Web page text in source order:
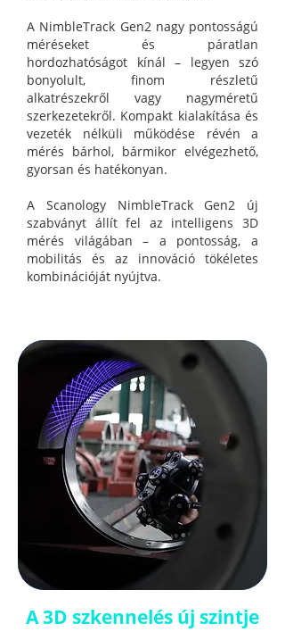
A NimbleTrack Gen2 nagy pontosságú
méréseket és páratlan
hordozhatóságot kínál – legyen szó
bonyolult, finom részletű
alkatrészekről vagy nagyméretű
szerkezetekről. Kompakt kialakítása és
vezeték nélküli működése révén a
mérés bárhol, bármikor elvégezhető,
gyorsan és hatékonyan.
A Scanology NimbleTrack Gen2 új
szabványt állít fel az intelligens 3D
mérés világában – a pontosság, a
mobilitás és az innováció tökéletes
kombinációját nyújtva.
A 3D szkennelés új szintje